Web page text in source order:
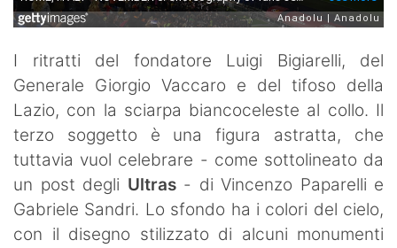
I ritratti del fondatore Luigi Bigiarelli, del
Generale Giorgio Vaccaro e del tifoso della
Lazio, con la sciarpa biancoceleste al collo. Il
terzo soggetto è una figura astratta, che
tuttavia vuol celebrare - come sottolineato da
un post degli Ultras- di Vincenzo Paparelli e
Gabriele Sandri. Lo sfondo ha i colori del cielo,
con il disegno stilizzato di alcuni monumenti